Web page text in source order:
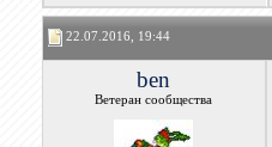
22.07.2016, 19:44
ben
Ветеран сообщества